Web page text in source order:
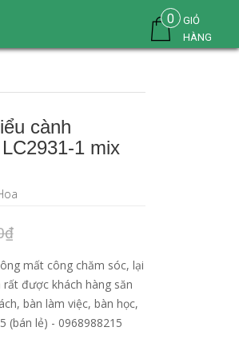
0
GIỎ
HÀNG
cành
1 mix
mất công chăm sóc, lại
được khách hàng săn
bàn làm việc, bàn học,
(bán lẻ) - 0968988215